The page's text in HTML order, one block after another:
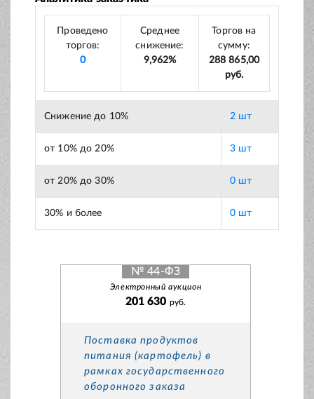
Проведено
торгов:
0
Среднее
снижение:
9,962%
Торгов на
сумму:
288 865,00
руб.
Снижение до 10% 2 шт
от 10% до 20% 3 шт
от 20% до 30% 0 шт
30% и более 0 шт
№ 44-ФЗ
Электронный аукцион
201 630 руб.
Поставка продуктов
питания (картофель) в
рамках государственного
оборонного заказа